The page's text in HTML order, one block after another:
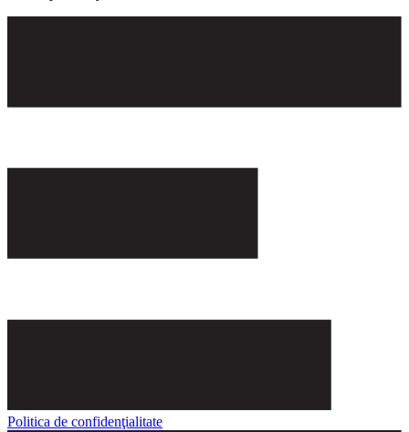
Politica de confidenţialitate